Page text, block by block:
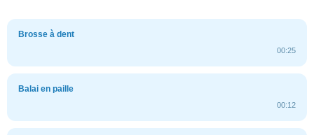
Brosse à dent
00:25
Balai en paille
00:12